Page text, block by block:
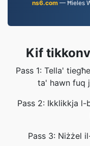
ns6.com — Ħieles
Kif
Pass 1: Tella'
ta' hawn fuq
Pass 2: Ikklikkja
Pass 3: Niżżel